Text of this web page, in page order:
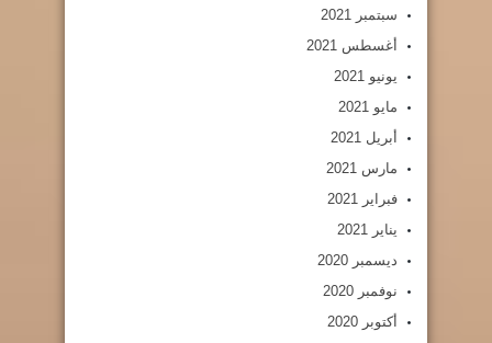
سبتمبر 2021
أغسطس 2021
يونيو 2021
مايو 2021
أبريل 2021
مارس 2021
فبراير 2021
يناير 2021
ديسمبر 2020
نوفمبر 2020
أكتوبر 2020